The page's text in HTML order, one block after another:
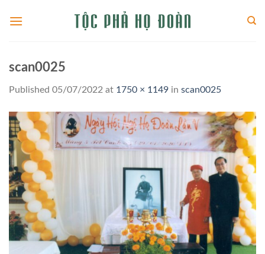
scan0025
Published 05/07/2022 at 1750 × 1149 in scan0025